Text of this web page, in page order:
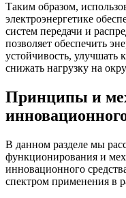
Таким образом,
электроэнергетике
систем передачи и
позволяет обеспечить
устойчивость, улучшать
снижать нагрузку на
Принципы и
В данном разделе мы
функционирования и
инновационного
спектром применения в